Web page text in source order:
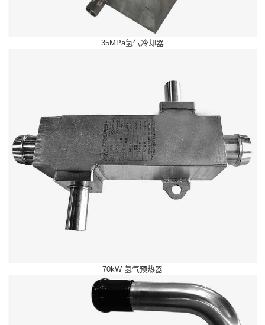
35MPa氢气冷却器
70kW 氢气预热器